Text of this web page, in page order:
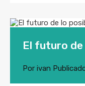
El futuro de
Por ivan